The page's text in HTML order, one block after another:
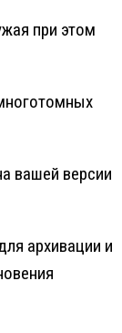
при этом
вашей версии
архивации и